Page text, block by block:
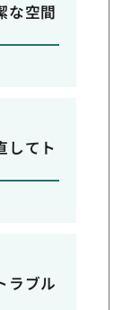
な空間
してト
ラブル